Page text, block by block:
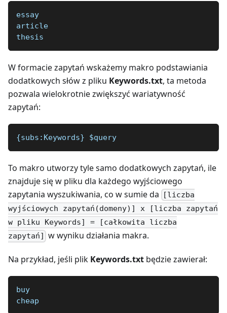
essay
article
thesis
W formacie zapytań wskażemy makro podstawiania
dodatkowych słów z pliku Keywords.txt, ta metoda
pozwala wielokrotnie zwiększyć wariatywność
zapytań:
{subs:Keywords} $query
To makro utworzy tyle samo dodatkowych zapytań, ile
znajduje się w pliku dla każdego wyjściowego
zapytania wyszukiwania, co w sumie da
[liczba
wyjściowych zapytań(domeny)] x [liczba zapytań
w pliku Keywords] = [całkowita liczba
zapytań]
w wyniku działania makra.
Na przykład, jeśli plik Keywords.txt będzie zawierał:
buy
cheap